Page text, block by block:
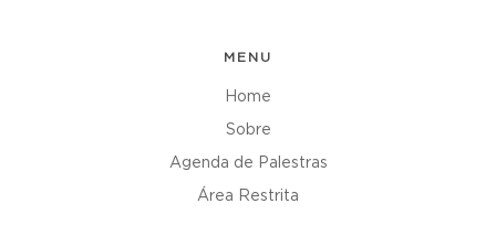
MENU
Home
Sobre
Agenda de Palestras
Área Restrita